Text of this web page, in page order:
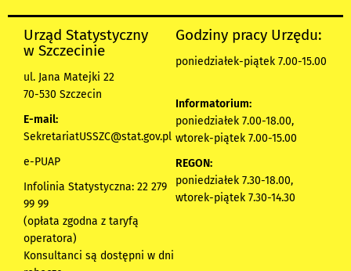
Urząd Statystyczny
w Szczecinie
ul. Jana Matejki 22
70-530 Szczecin
E-mail:
SekretariatUSSZC@stat.gov.pl
e-PUAP
Infolinia Statystyczna: 22 279
99 99
(opłata zgodna z taryfą
operatora)
Konsultanci są dostępni w dni
Godziny pracy Urzędu:
poniedziałek-piątek 7.00-15.00
Informatorium:
poniedziałek 7.00-18.00,
wtorek-piątek 7.00-15.00
REGON:
poniedziałek 7.30-18.00,
wtorek-piątek 7.30-14.30